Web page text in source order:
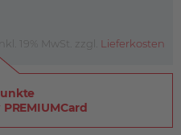
inkl. 19% MwSt. zzgl. Lieferkosten
PREMIUMCard